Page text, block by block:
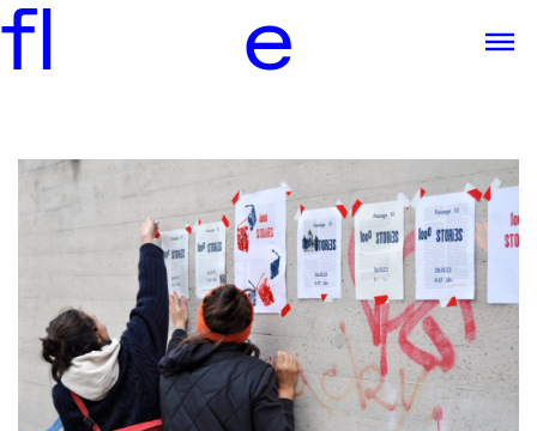
fl e